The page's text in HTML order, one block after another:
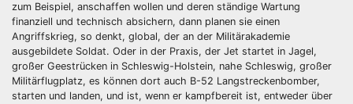
zum Beispiel, anschaffen wollen und deren ständige Wartung
finanziell und technisch absichern, dann planen sie einen
Angriffskrieg, so denkt, global, der an der Militärakademie
ausgebildete Soldat. Oder in der Praxis, der Jet startet in Jagel,
großer Geestrücken in Schleswig-Holstein, nahe Schleswig, großer
Militärflugplatz, es können dort auch B-52 Langstreckenbomber,
starten und landen, und ist, wenn er kampfbereit ist, entweder über